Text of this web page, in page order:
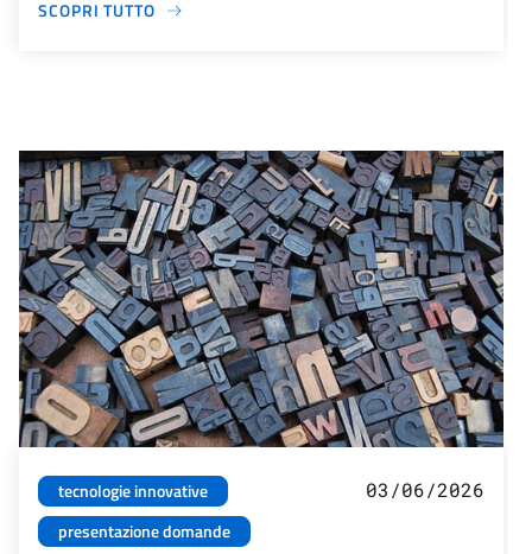
SCOPRI TUTTO
tecnologie innovative
presentazione domande
03/06/2026